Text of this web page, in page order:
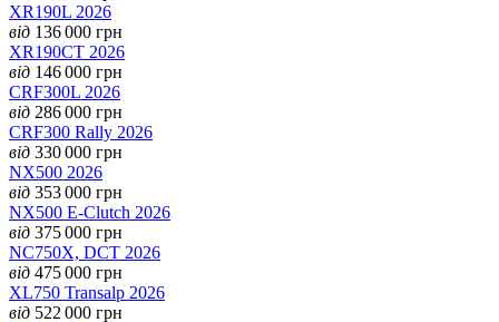
XR190L 2026
від 136 000 грн
XR190CT 2026
від 146 000 грн
CRF300L 2026
від 286 000 грн
CRF300 Rally 2026
від 330 000 грн
NX500 2026
від 353 000 грн
NX500 E-Clutch 2026
від 375 000 грн
NC750X, DCT 2026
від 475 000 грн
XL750 Transalp 2026
від 522 000 грн